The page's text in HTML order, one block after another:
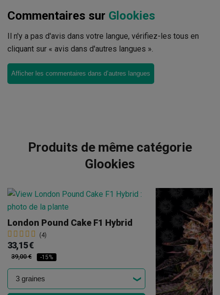
Commentaires sur Glookies
Il n'y a pas d'avis dans votre langue, vérifiez-les tous en
cliquant sur « avis dans d'autres langues ».
Afficher les commentaires dans d’autres langues
Produits de même catégorie
Glookies
London Pound Cake F1 Hybrid
(4)
33,15 €
39,00 € -15%